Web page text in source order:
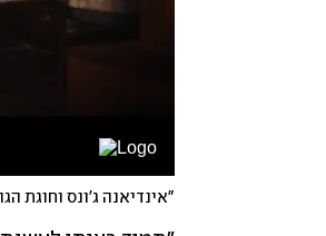
"אינדיאנה ג'ונס וחוגת